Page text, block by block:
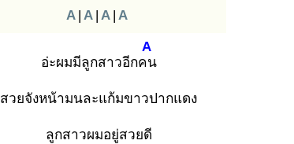
A | A | A | A
อ่ะผมมีลูกสาวอีกคน
A
สวยจังหน้ามนละแก้มขาวปากแดง
ลูกสาวผมอยู่สวยดี